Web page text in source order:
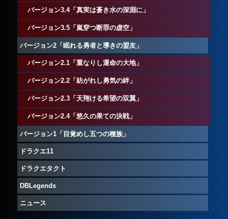
バージョン3.4「真実は蒼き水の深淵に」
バージョン3.5「嵐穿つ断罪の虚空」
バージョン2「眠れる勇者と導きの盟友」
バージョン2.1「重なりし運命の大地」
バージョン2.2「紡がれし勇気の絆」
バージョン2.3「天翔ける希望の双翼」
バージョン2.4「悠久の果ての決戦」
バージョン1「目覚めし五つの種族」
ドラクエ11
ドラクエタクト
DBLegends
ニュース